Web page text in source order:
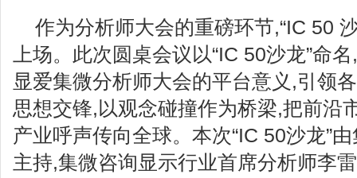
作为分析师大会的重磅环节,“IC 50
上场。此次圆桌会议以“IC 50沙龙”命
显爱集微分析师大会的平台意义,引领
思想交锋,以观念碰撞作为桥梁,把前沿
产业呼声传向全球。本次“IC 50沙龙”
主持,集微咨询显示行业首席分析师李